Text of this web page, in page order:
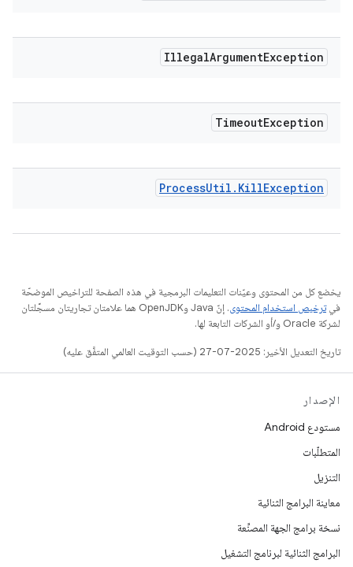
IllegalArgumentException
TimeoutException
ProcessUtil . KillException
يخضع كل من المحتوى وعيّنات التعليمات البرمجية في هذه الصفحة للتراخيص الموضحّة
فيترخيص استخدام المحتوى
. إنّ Java وOpenJDK هما علامتان تجاريتان مسجَّلتان
لشركة Oracle و/أو الشركات التابعة لها.
تاريخ التعديل الأخير: 2025-07-27 (حسب التوقيت العالمي المتفَّق عليه)
الإصدار
مستودع Android
المتطلّبات
التنزيل
معاينة البرامج الثنائية
نسخة برامج الجهة المصنِّعة
البرامج الثنائية لبرنامج التشغيل